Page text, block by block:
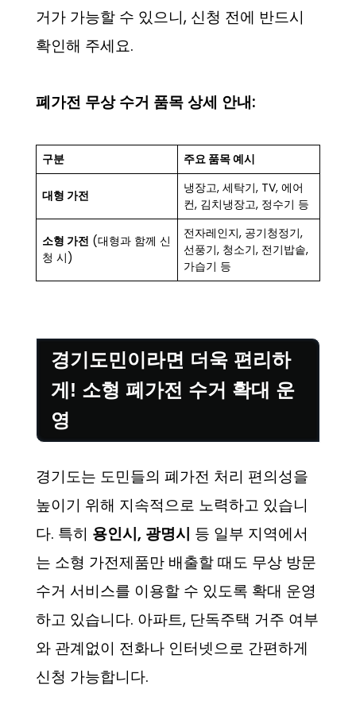
거가 가능할 수 있으니, 신청 전에 반드시
확인해 주세요.
폐가전 무상 수거 품목 상세 안내:
구분 주요 품목 예시
대형 가전
냉장고, 세탁기, TV, 에어
컨, 김치냉장고, 정수기 등
소형 가전 (대형과 함께 신
청 시)
전자레인지, 공기청정기,
선풍기, 청소기, 전기밥솥,
가습기 등
경기도민이라면 더욱 편리하
게! 소형 폐가전 수거 확대 운
영
경기도는 도민들의 폐가전 처리 편의성을
높이기 위해 지속적으로 노력하고 있습니
다. 특히 용인시, 광명시 등 일부 지역에서
는 소형 가전제품만 배출할 때도 무상 방문
수거 서비스를 이용할 수 있도록 확대 운영
하고 있습니다. 아파트, 단독주택 거주 여부
와 관계없이 전화나 인터넷으로 간편하게
신청 가능합니다.